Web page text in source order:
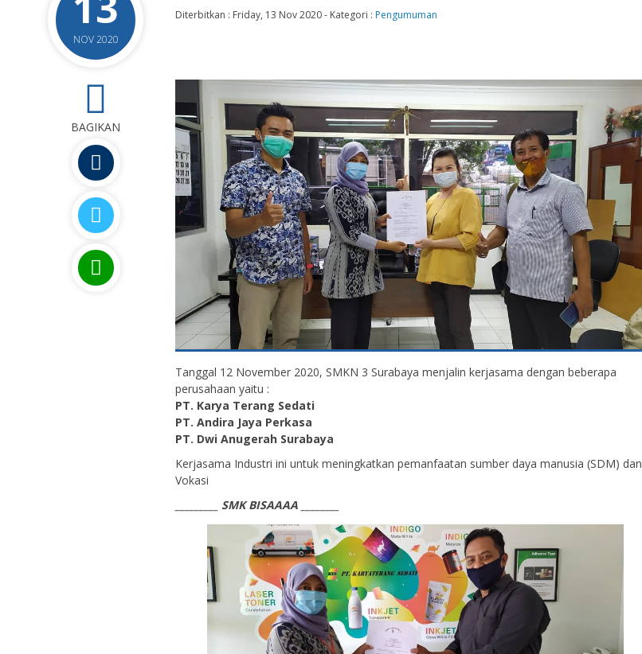
NOV 2020
Diterbitkan : Friday, 13 Nov 2020- Kategori : Pengumuman
BAGIKAN
Tanggal 12 November 2020, SMKN 3 Surabaya menjalin kerjasama dengan beberapa
perusahaan yaitu :
PT. Karya Terang Sedati
PT. Andira Jaya Perkasa
PT. Dwi Anugerah Surabaya
Kerjasama Industri ini untuk meningkatkan pemanfaatan sumber daya manusia (SDM) dan
Vokasi
_________ SMK BISAAAA ________